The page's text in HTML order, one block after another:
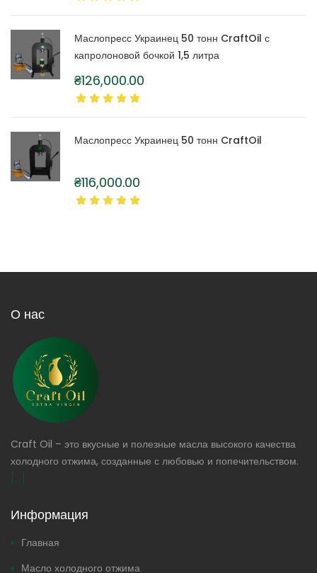
Маслопресс Украинец 50 тонн CraftOil с
капролоновой бочкой 1,5 литра
₴126,000.00
Маслопресс Украинец 50 тонн CraftOil
₴116,000.00
О нас
Craft Oil – это вкусные и полезные масла высокого качества
холодного отжима, созданные с любовью и попечительством.
[...]
Информация
Главная
Масло холодного отжима